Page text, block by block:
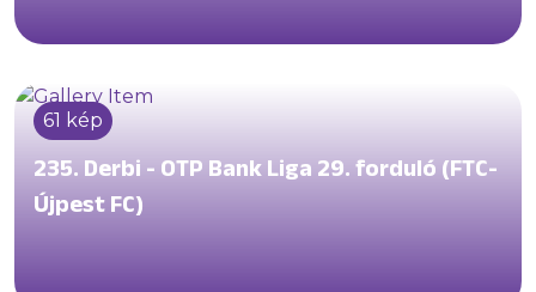
61 kép
235. Derbi - OTP Bank Liga 29. forduló (FTC-
Újpest FC)